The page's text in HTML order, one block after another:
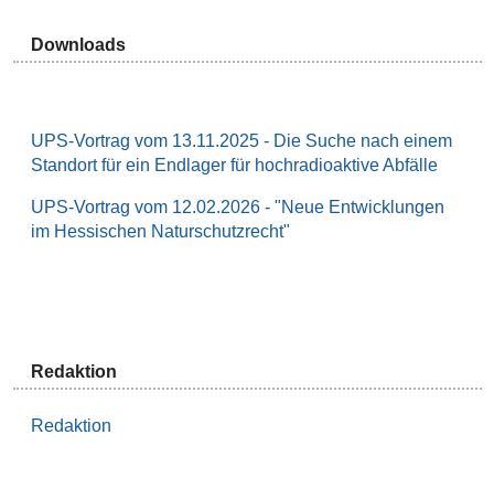
Downloads
UPS-Vortrag vom 13.11.2025 - Die Suche nach einem
Standort für ein Endlager für hochradioaktive Abfälle
UPS-Vortrag vom 12.02.2026 - "Neue Entwicklungen
im Hessischen Naturschutzrecht"
Redaktion
Redaktion